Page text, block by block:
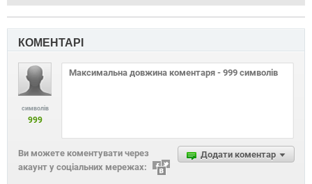
КОМЕНТАРІ
символів
999
Додати коментар
Ви можете коментувати через
акаунт у соціальних мережах: